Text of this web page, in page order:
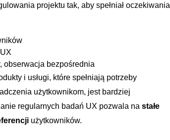
projektu tak, aby spełniał oczekiwania
obserwacja bezpośrednia
i usługi, które spełniają potrzeby
użytkownikom, jest bardziej
regularnych badań UX ​pozwala na stałe
użytkowników.